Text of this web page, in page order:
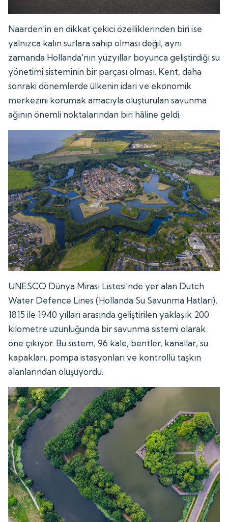
Naarden'in en dikkat çekici özelliklerinden biri ise
yalnızca kalın surlara sahip olması değil, aynı
zamanda Hollanda'nın yüzyıllar boyunca geliştirdiği su
yönetimi sisteminin bir parçası olması. Kent, daha
sonraki dönemlerde ülkenin idari ve ekonomik
merkezini korumak amacıyla oluşturulan savunma
ağının önemli noktalarından biri hâline geldi.
UNESCO Dünya Mirası Listesi'nde yer alan Dutch
Water Defence Lines (Hollanda Su Savunma Hatları),
1815 ile 1940 yılları arasında geliştirilen yaklaşık 200
kilometre uzunluğunda bir savunma sistemi olarak
öne çıkıyor. Bu sistem; 96 kale, bentler, kanallar, su
kapakları, pompa istasyonları ve kontrollü taşkın
alanlarından oluşuyordu.